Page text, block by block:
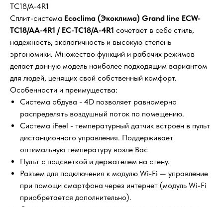
TC18/A-4R1
Сплит-система Ecoclima (Экоклима) Grand line ECW-
TC18/AA-4R1 / EC-TC18/A-4R1 сочетает в себе стиль,
надежность, экологичность и высокую степень
эргономики. Множество функций и рабочих режимов
делает данную модель наиболее подходящим вариантом
для людей, ценящих свой собственный комфорт.
Особенности и преимущества:
Система обдува - 4D позволяет равномерно
распределять воздушный поток по помещению.
Система iFeel - температурный датчик встроен в пульт
дистанционного управления. Поддерживает
оптимальную температуру возле Вас
Пульт с подсветкой и держателем на стену.
Разъем для подключения к модулю Wi-Fi — управление
при помощи смартфона через интернет (модуль Wi-Fi
приобретается дополнительно).